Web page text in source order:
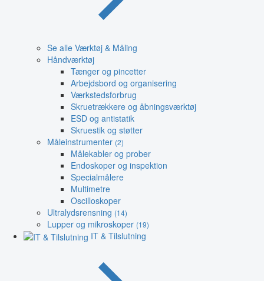
Se alle Værktøj & Måling
Håndværktøj
Tænger og pincetter
Arbejdsbord og organisering
Værkstedsforbrug
Skruetrækkere og åbningsværktøj
ESD og antistatik
Skruestik og støtter
Måleinstrumenter (2)
Målekabler og prober
Endoskoper og inspektion
Specialmålere
Multimetre
Oscilloskoper
Ultralydsrensning (14)
Lupper og mikroskoper (19)
IT & Tilslutning